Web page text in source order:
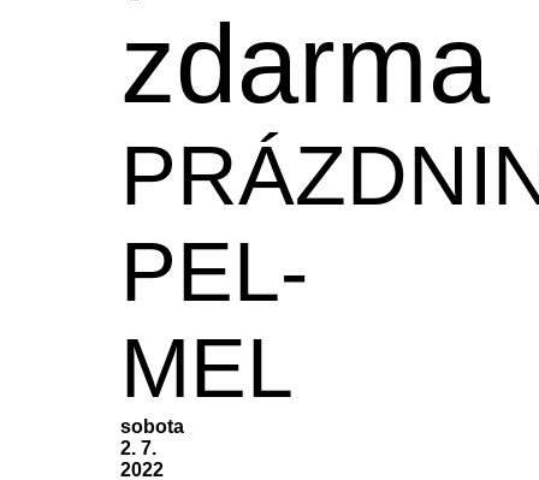
zdarma
PEL-
MEL
sobota
2. 7.
2022